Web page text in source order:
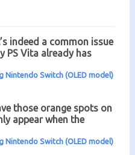
indeed a common issue
PS Vita already has
Nintendo Switch (OLED model)
those orange spots on
appear when the
Nintendo Switch (OLED model)